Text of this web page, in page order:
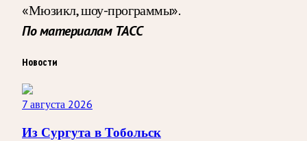
«Мюзикл, шоу-программы».
По материалам ТАСС
Новости
7 августа 2026
Из Сургута в Тобольск